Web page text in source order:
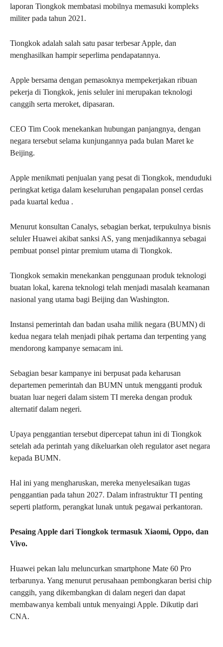
laporan Tiongkok membatasi mobilnya memasuki kompleks
militer pada tahun 2021.
Tiongkok adalah salah satu pasar terbesar Apple, dan
menghasilkan hampir seperlima pendapatannya.
Apple bersama dengan pemasoknya mempekerjakan ribuan
pekerja di Tiongkok, jenis seluler ini merupakan teknologi
canggih serta meroket, dipasaran.
CEO Tim Cook menekankan hubungan panjangnya, dengan
negara tersebut selama kunjungannya pada bulan Maret ke
Beijing.
Apple menikmati penjualan yang pesat di Tiongkok, menduduki
peringkat ketiga dalam keseluruhan pengapalan ponsel cerdas
pada kuartal kedua .
Menurut konsultan Canalys, sebagian berkat, terpukulnya bisnis
seluler Huawei akibat sanksi AS, yang menjadikannya sebagai
pembuat ponsel pintar premium utama di Tiongkok.
Tiongkok semakin menekankan penggunaan produk teknologi
buatan lokal, karena teknologi telah menjadi masalah keamanan
nasional yang utama bagi Beijing dan Washington.
Instansi pemerintah dan badan usaha milik negara (BUMN) di
kedua negara telah menjadi pihak pertama dan terpenting yang
mendorong kampanye semacam ini.
Sebagian besar kampanye ini berpusat pada keharusan
departemen pemerintah dan BUMN untuk mengganti produk
buatan luar negeri dalam sistem TI mereka dengan produk
alternatif dalam negeri.
Upaya penggantian tersebut dipercepat tahun ini di Tiongkok
setelah ada perintah yang dikeluarkan oleh regulator aset negara
kepada BUMN.
Hal ini yang mengharuskan, mereka menyelesaikan tugas
penggantian pada tahun 2027. Dalam infrastruktur TI penting
seperti platform, perangkat lunak untuk pegawai perkantoran.
Pesaing Apple dari Tiongkok termasuk Xiaomi, Oppo, dan
Vivo.
Huawei pekan lalu meluncurkan smartphone Mate 60 Pro
terbarunya. Yang menurut perusahaan pembongkaran berisi chip
canggih, yang dikembangkan di dalam negeri dan dapat
membawanya kembali untuk menyaingi Apple. Dikutip dari
CNA.